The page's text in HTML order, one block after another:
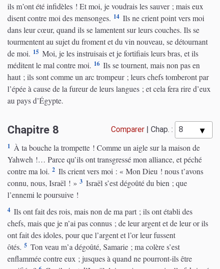
ils m’ont été infidèles ! Et moi, je voudrais les sauver ; mais eux
disent contre moi des mensonges. 14 Ils ne crient point vers moi
dans leur cœur, quand ils se lamentent sur leurs couches. Ils se
tourmentent au sujet du froment et du vin nouveau, se détournant
de moi. 15 Moi, je les instruisais et je fortifiais leurs bras, et ils
méditent le mal contre moi. 16 Ils se tournent, mais non pas en
haut ; ils sont comme un arc trompeur ; leurs chefs tomberont par
l’épée à cause de la fureur de leurs langues ; et cela fera rire d’eux
au pays d’Égypte.
Chapitre 8 Comparer Chap. :
1 À ta bouche la trompette ! Comme un aigle sur la maison de
Yahweh !… Parce qu’ils ont transgressé mon alliance, et péché
contre ma loi. 2 Ils crient vers moi : « Mon Dieu ! nous t’avons
connu, nous, Israël ! » 3 Israël s’est dégoûté du bien ; que
l’ennemi le poursuive !
4 Ils ont fait des rois, mais non de ma part ; ils ont établi des
chefs, mais que je n’ai pas connus ; de leur argent et de leur or ils
ont fait des idoles, pour que l’argent et l’or leur fussent
ôtés. 5 Ton veau m’a dégoûté, Samarie ; ma colère s’est
enflammée contre eux ; jusques à quand ne pourront-ils être